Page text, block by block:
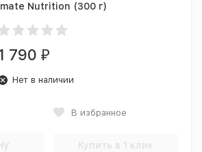
Nutrition (300 г)
790 ₽
Нет в наличии
В избранное
Купить в 1 клик